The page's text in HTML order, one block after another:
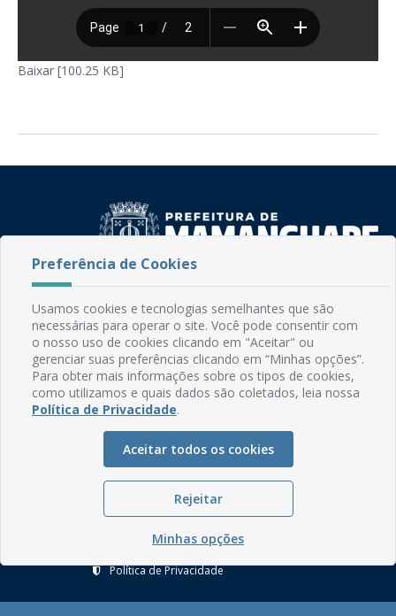
Baixar [100.25 KB]
CEP: 58.280-000 - Mamanguape/PB
Fone: (83) 3292-2246
Email: comunicacao@mamanguape.pb.gov.br
Expediente: Segunda à Sexta, das 08h às 13h
Mapa do Site
Manual de Navegação
Glossário
Ouvidoria
Serviços Internos
Política de Privacidade
Preferência de Cookies
Usamos cookies e tecnologias semelhantes que são
necessárias para operar o site. Você pode consentir com
o nosso uso de cookies clicando em "Aceitar" ou
gerenciar suas preferências clicando em “Minhas opções”.
Para obter mais informações sobre os tipos de cookies,
como utilizamos e quais dados são coletados, leia nossa
Política de Privacidade.
Aceitar todos os cookies
Rejeitar
Minhas opções